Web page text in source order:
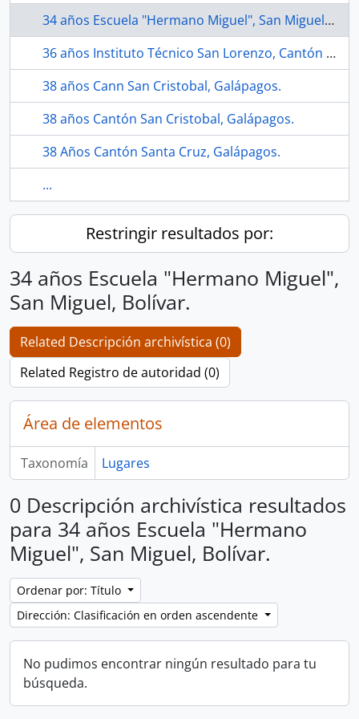
34 años Escuela "Hermano Miguel", San Miguel, Bolívar.
36 años Instituto Técnico San Lorenzo, Cantón Guaranda, Bolívar.
38 años Cann San Cristobal, Galápagos.
38 años Cantón San Cristobal, Galápagos.
38 Años Cantón Santa Cruz, Galápagos.
...
Restringir resultados por:
34 años Escuela "Hermano Miguel",
San Miguel, Bolívar.
Related Descripción archivística (0)
Related Registro de autoridad (0)
Área de elementos
Taxonomía Lugares
0 Descripción archivística resultados
para 34 años Escuela "Hermano
Miguel", San Miguel, Bolívar.
Ordenar por: Título
Dirección: Clasificación en orden ascendente
No pudimos encontrar ningún resultado para tu
búsqueda.